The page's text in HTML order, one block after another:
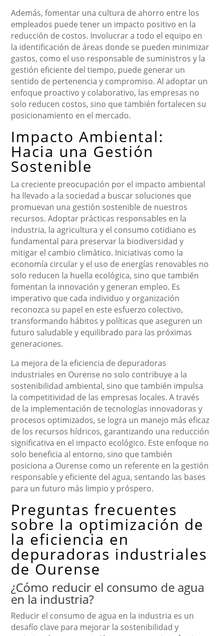
Además, fomentar una cultura de ahorro entre los
empleados puede tener un impacto positivo en la
reducción de costos. Involucrar a todo el equipo en
la identificación de áreas donde se pueden minimizar
gastos, como el uso responsable de suministros y la
gestión eficiente del tiempo, puede generar un
sentido de pertenencia y compromiso. Al adoptar un
enfoque proactivo y colaborativo, las empresas no
solo reducen costos, sino que también fortalecen su
posicionamiento en el mercado.
Impacto Ambiental:
Hacia una Gestión
Sostenible
La creciente preocupación por el impacto ambiental
ha llevado a la sociedad a buscar soluciones que
promuevan una gestión sostenible de nuestros
recursos. Adoptar prácticas responsables en la
industria, la agricultura y el consumo cotidiano es
fundamental para preservar la biodiversidad y
mitigar el cambio climático. Iniciativas como la
economía circular y el uso de energías renovables no
solo reducen la huella ecológica, sino que también
fomentan la innovación y generan empleo. Es
imperativo que cada individuo y organización
reconozca su papel en este esfuerzo colectivo,
transformando hábitos y políticas que aseguren un
futuro saludable y equilibrado para las próximas
generaciones.
La mejora de la eficiencia de depuradoras
industriales en Ourense no solo contribuye a la
sostenibilidad ambiental, sino que también impulsa
la competitividad de las empresas locales. A través
de la implementación de tecnologías innovadoras y
procesos optimizados, se logra un manejo más eficaz
de los recursos hídricos, garantizando una reducción
significativa en el impacto ecológico. Este enfoque no
solo beneficia al entorno, sino que también
posiciona a Ourense como un referente en la gestión
responsable y eficiente del agua, sentando las bases
para un futuro más limpio y próspero.
Preguntas frecuentes
sobre la optimización de
la eficiencia en
depuradoras industriales
de Ourense
¿Cómo reducir el consumo de agua
en la industria?
Reducir el consumo de agua en la industria es un
desafío clave para mejorar la sostenibilidad y